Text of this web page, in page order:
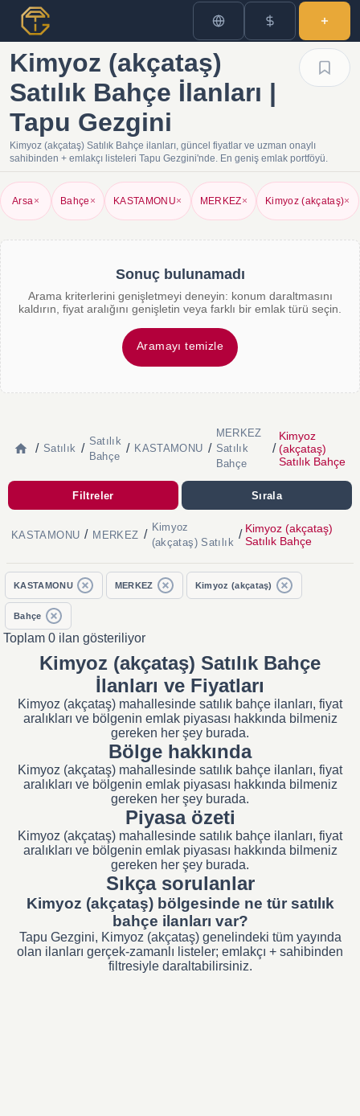
Kimyoz (akçataş)
Satılık Bahçe İlanları |
Tapu Gezgini
Kimyoz (akçataş) Satılık Bahçe ilanları, güncel fiyatlar ve uzman onaylı
sahibinden + emlakçı listeleri Tapu Gezgini'nde. En geniş emlak portföyü.
Arsa× Bahçe × KASTAMONU× MERKEZ× Kimyoz (akçataş)×
Sonuç bulunamadı
Arama kriterlerini genişletmeyi deneyin: konum daraltmasını
kaldırın, fiyat aralığını genişletin veya farklı bir emlak türü seçin.
Aramayı temizle
/ Satılık /
Satılık
Bahçe
/ KASTAMONU /
MERKEZ
Satılık
Bahçe
/
Kimyoz
(akçataş)
Satılık Bahçe
Filtreler Sırala
KASTAMONU / MERKEZ /
Kimyoz
(akçataş) Satılık
/ Kimyoz (akçataş)
Satılık Bahçe
KASTAMONU MERKEZ Kimyoz (akçataş)
Bahçe
Toplam 0 ilan gösteriliyor
Kimyoz (akçataş) Satılık Bahçe
İlanları ve Fiyatları
Kimyoz (akçataş) mahallesinde satılık bahçe ilanları, fiyat
aralıkları ve bölgenin emlak piyasası hakkında bilmeniz
gereken her şey burada.
Bölge hakkında
Kimyoz (akçataş) mahallesinde satılık bahçe ilanları, fiyat
aralıkları ve bölgenin emlak piyasası hakkında bilmeniz
gereken her şey burada.
Piyasa özeti
Kimyoz (akçataş) mahallesinde satılık bahçe ilanları, fiyat
aralıkları ve bölgenin emlak piyasası hakkında bilmeniz
gereken her şey burada.
Sıkça sorulanlar
Kimyoz (akçataş) bölgesinde ne tür satılık
bahçe ilanları var?
Tapu Gezgini, Kimyoz (akçataş) genelindeki tüm yayında
olan ilanları gerçek-zamanlı listeler; emlakçı + sahibinden
filtresiyle daraltabilirsiniz.